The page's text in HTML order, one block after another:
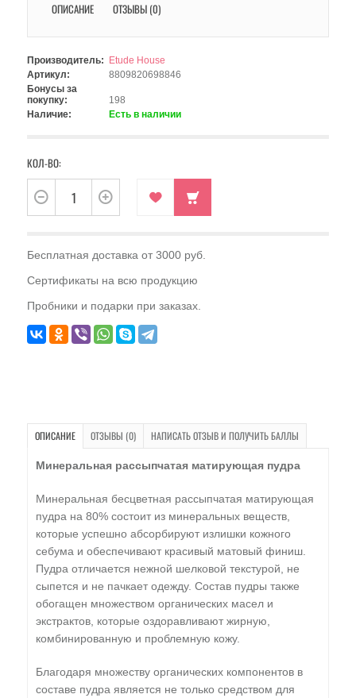
ОПИСАНИЕ ОТЗЫВЫ (0)
Производитель:
Etude House
Артикул:
8809820698846
Бонусы за
покупку:
198
Наличие:
Есть в наличии
КОЛ-ВО:
Бесплатная доставка от 3000 руб.
Сертификаты на всю продукцию
Пробники и подарки при заказах.
ОПИСАНИЕ ОТЗЫВЫ (0) НАПИСАТЬ ОТЗЫВ И ПОЛУЧИТЬ БАЛЛЫ
Минеральная рассыпчатая матирующая пудра
Минеральная бесцветная рассыпчатая матирующая
пудра на 80% состоит из минеральных веществ,
которые успешно абсорбируют излишки кожного
себума и обеспечивают красивый матовый финиш.
Пудра отличается нежной шелковой текстурой, не
сыпется и не пачкает одежду. Состав пудры также
обогащен множеством органических масел и
экстрактов, которые оздоравливают жирную,
комбинированную и проблемную кожу.
Благодаря множеству органических компонентов в
составе пудра является не только средством для